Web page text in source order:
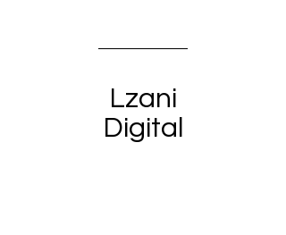
Lzani
Digital